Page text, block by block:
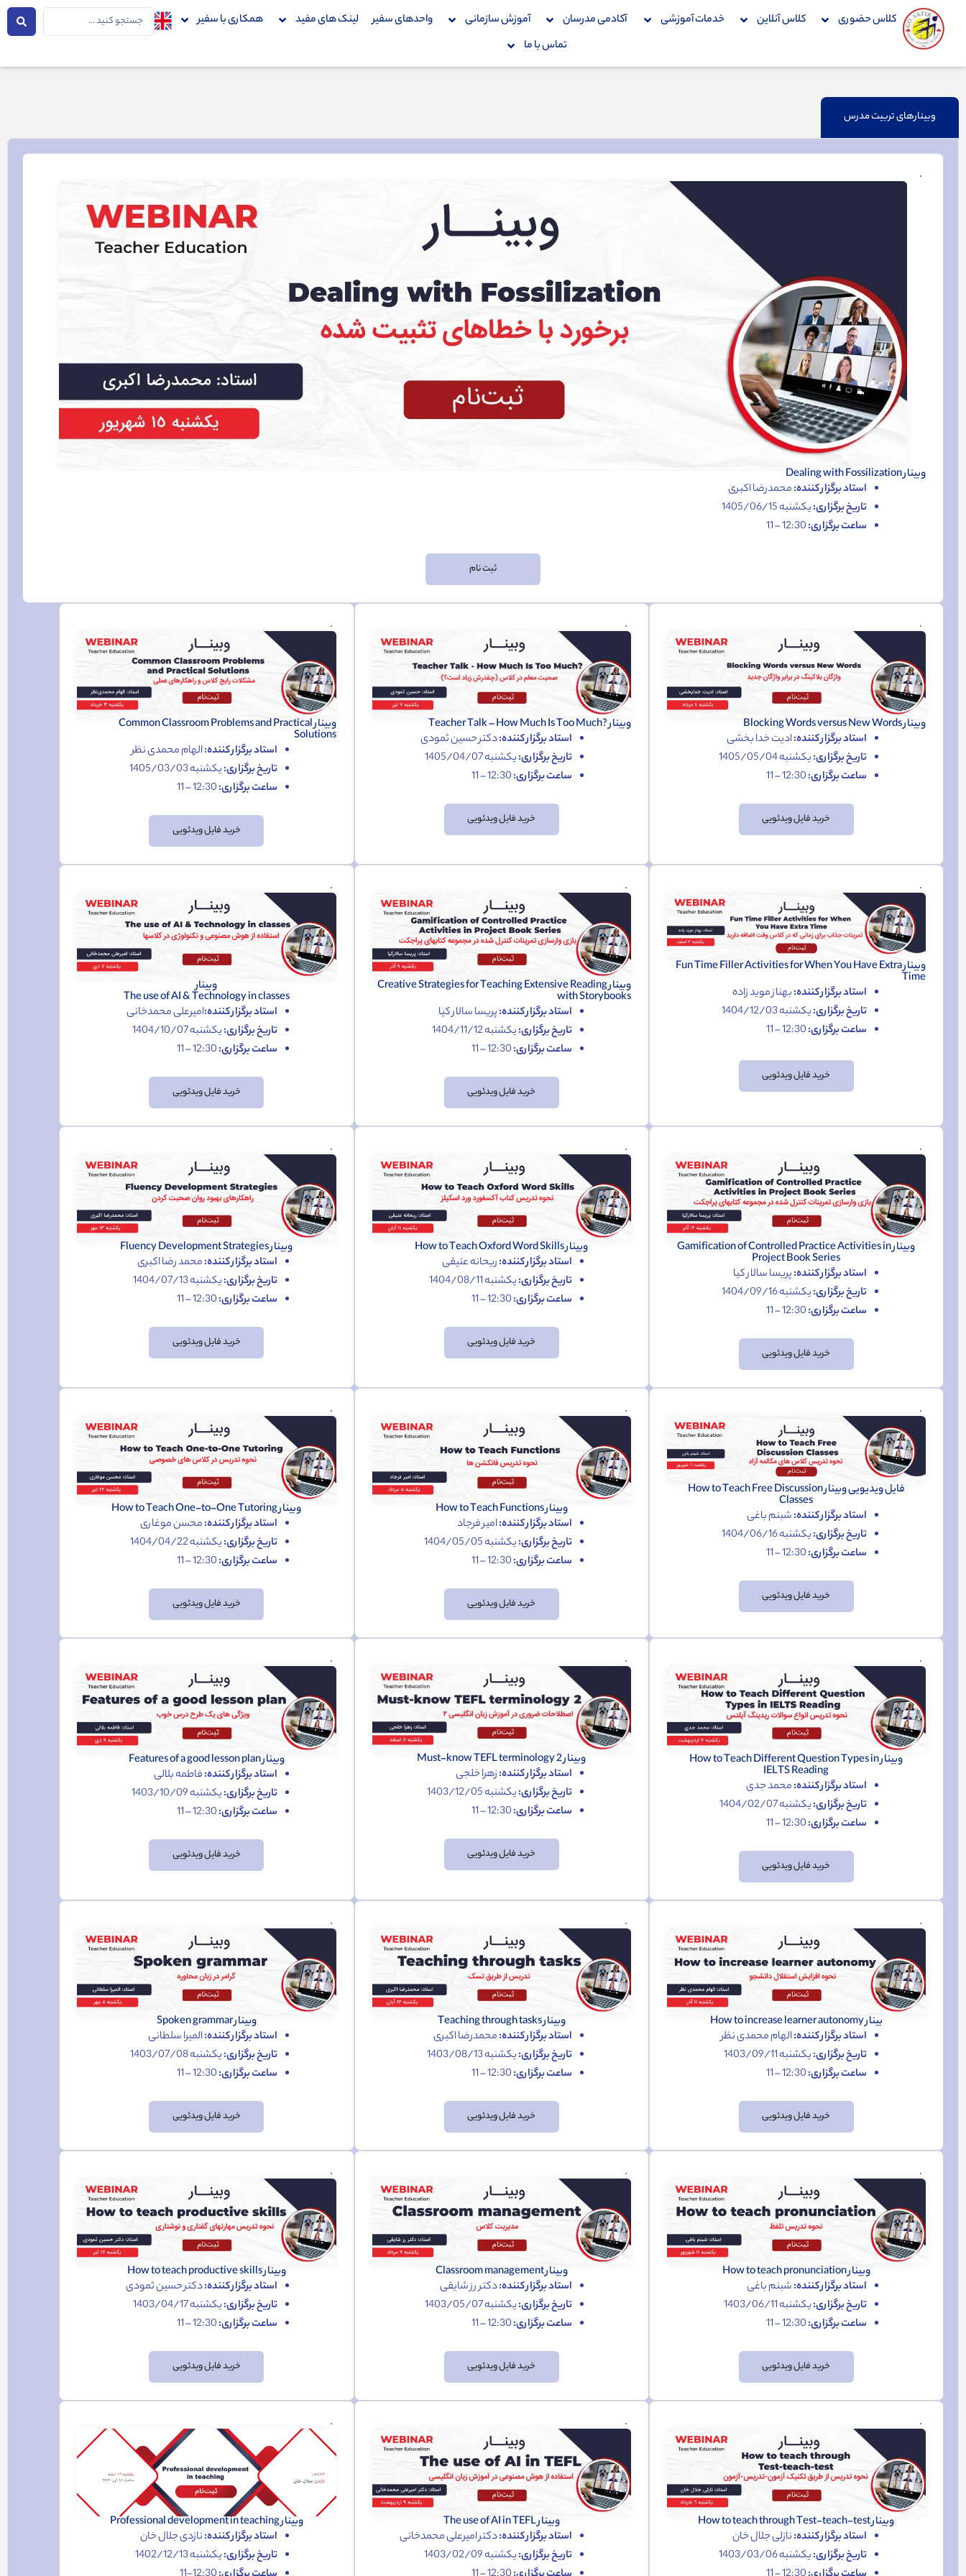
کلاس حضوری کلاس آنلاین خدمات آموزشی آکادمی مدرسان آموزش سازمانی واحدهای سفیر لینک های مفید
همکاری با سفیر
تماس با ما
جستجو
...
وبینارهای تربیت مدرس
وبینار Dealing with Fossilization
استاد برگزار کننده:محمدرضا اکبری
تاریخ برگزاری:یکشنبه 1405/06/15
ساعت برگزاری:12:30 – 11
ثبت نام
وبینار Blocking Words versus New Words
استاد برگزار کننده:ادیت خدا بخشی
تاریخ برگزاری:یکشنبه 1405/05/04
ساعت برگزاری:12:30 – 11
خرید فایل ویدئویی
وبینار ?Teacher Talk – How Much Is Too Much
استاد برگزار کننده:دکتر حسین ثمودی
تاریخ برگزاری:یکشنبه 1405/04/07
ساعت برگزاری:12:30 – 11
خرید فایل ویدئویی
وبینار Common Classroom Problems and Practical
Solutions
استاد برگزار کننده:الهام محمدی نظر
تاریخ برگزاری:یکشنبه 1405/03/03
ساعت برگزاری:12:30 – 11
خرید فایل ویدئویی
وبینار Fun Time Filler Activities for When You Have Extra
Time
استاد برگزار کننده:بهناز موید زاده
تاریخ برگزاری:یکشنبه 1404/12/03
ساعت برگزاری:12:30 – 11
خرید فایل ویدئویی
وبینار Creative Strategies for Teaching Extensive Reading
with Storybooks
استاد برگزار کننده:پریسا سالار کیا
تاریخ برگزاری:یکشنبه 1404/11/12
ساعت برگزاری:12:30 – 11
خرید فایل ویدئویی
وبینار
The use of AI & Technology in classes
استاد برگزار کننده:امیرعلی محمدخانی
تاریخ برگزاری:یکشنبه 1404/10/07
ساعت برگزاری:12:30 – 11
خرید فایل ویدئویی
وبینار Gamification of Controlled Practice Activities in
Project Book Series
استاد برگزار کننده:پریسا سالار کیا
تاریخ برگزاری:یکشنبه 1404/09/16
ساعت برگزاری:12:30 – 11
خرید فایل ویدئویی
وبینار How to Teach Oxford Word Skills
استاد برگزار کننده:ریحانه عتیقی
تاریخ برگزاری:یکشنبه 1404/08/11
ساعت برگزاری:12:30 – 11
خرید فایل ویدئویی
وبینار Fluency Development Strategies
استاد برگزار کننده:محمد رضا اکبری
تاریخ برگزاری:یکشنبه 1404/07/13
ساعت برگزاری:12:30 – 11
خرید فایل ویدئویی
فایل ویدیویی وبینار How to Teach Free Discussion
Classes
استاد برگزار کننده:شبنم باغی
تاریخ برگزاری:یکشنبه 1404/06/16
ساعت برگزاری:12:30 – 11
خرید فایل ویدئویی
وبینار How to Teach Functions
استاد برگزار کننده:امیر فرجاد
تاریخ برگزاری:یکشنبه 1404/05/05
ساعت برگزاری:12:30 – 11
خرید فایل ویدئویی
وبینار How to Teach One-to-One Tutoring
استاد برگزار کننده:محسن موغاری
تاریخ برگزاری:یکشنبه 1404/04/22
ساعت برگزاری:12:30 – 11
خرید فایل ویدئویی
وبینار How to Teach Different Question Types in
IELTS Reading
استاد برگزار کننده:محمد جدی
تاریخ برگزاری:یکشنبه 1404/02/07
ساعت برگزاری:12:30 – 11
خرید فایل ویدئویی
وبینار 2 Must-know TEFL terminology
استاد برگزار کننده:زهرا خلجی
تاریخ برگزاری:یکشنبه 1403/12/05
ساعت برگزاری:12:30 – 11
خرید فایل ویدئویی
وبینار Features of a good lesson plan
استاد برگزار کننده:فاطمه بلالی
تاریخ برگزاری:یکشنبه 1403/10/09
ساعت برگزاری:12:30 – 11
خرید فایل ویدئویی
بینار How to increase learner autonomy
استاد برگزار کننده:الهام محمدی نظر
تاریخ برگزاری:یکشنبه 1403/09/11
ساعت برگزاری:12:30 – 11
خرید فایل ویدئویی
وبینار Teaching through tasks
استاد برگزار کننده:محمدرضا اکبری
تاریخ برگزاری:یکشنبه 1403/08/13
ساعت برگزاری:12:30 – 11
خرید فایل ویدئویی
وبینار Spoken grammar
استاد برگزار کننده:المیرا سلطانی
تاریخ برگزاری:یکشنبه 1403/07/08
ساعت برگزاری:12:30 – 11
خرید فایل ویدئویی
وبینار How to teach pronunciation
استاد برگزار کننده:شبنم باغی
تاریخ برگزاری:یکشنبه 1403/06/11
ساعت برگزاری:12:30 – 11
خرید فایل ویدئویی
وبینار Classroom management
استاد برگزار کننده:دکتر رز شایقی
تاریخ برگزاری:یکشنبه 1403/05/07
ساعت برگزاری:12:30 – 11
خرید فایل ویدئویی
وبینار How to teach productive skills
استاد برگزار کننده:دکتر حسین ثمودی
تاریخ برگزاری:یکشنبه 1403/04/17
ساعت برگزاری:12:30 – 11
خرید فایل ویدئویی
وبینار How to teach through Test-teach-test
استاد برگزار کننده:نازلی جلال خان
تاریخ برگزاری:یکشنبه 1403/03/06
وبینار The use of AI in TEFL
استاد برگزار کننده:دکتر امیرعلی محمدخانی
تاریخ برگزاری:یکشنبه 1403/02/09
وبینار Professional development in teaching
استاد برگزار کننده:نازدی جلال خان
تاریخ برگزاری:یکشنبه 1402/12/13